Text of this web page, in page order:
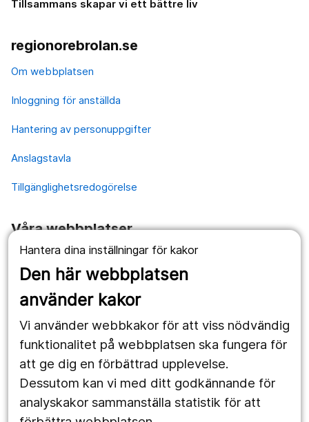
Hantera dina inställningar för kakor
Den här webbplatsen
använder kakor
Vi använder webbkakor för att viss nödvändig
funktionalitet på webbplatsen ska fungera för
att ge dig en förbättrad upplevelse.
Dessutom kan vi med ditt godkännande för
analyskakor sammanställa statistik för att
Tillsammans skapar vi ett bättre liv
regionorebrolan.se
Om webbplatsen
Inloggning för anställda
Hantering av personuppgifter
Anslagstavla
Tillgänglighetsredogörelse
Våra webbplatser
1177.se
Länstrafiken
Utveckling
Följ oss
Facebook